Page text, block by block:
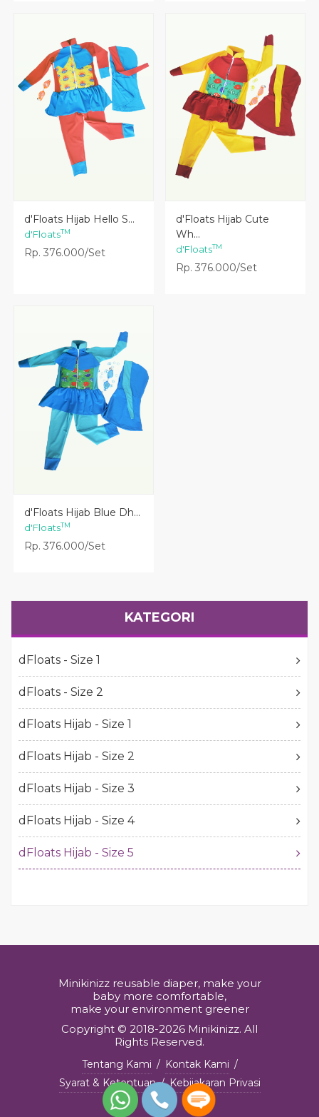
Lihat Detail
d'Floats Hijab Hello S...
d'FloatsTM
Rp. 376.000/Set
Lihat Detail
d'Floats Hijab Cute
Wh...
d'FloatsTM
Rp. 376.000/Set
Lihat Detail
d'Floats Hijab Blue Dh...
d'FloatsTM
Rp. 376.000/Set
KATEGORI
dFloats - Size 1
dFloats - Size 2
dFloats Hijab - Size 1
dFloats Hijab - Size 2
dFloats Hijab - Size 3
dFloats Hijab - Size 4
dFloats Hijab - Size 5
Minikinizz reusable diaper, make your
baby more comfortable,
make your environment greener
Copyright © 2018-2026 Minikinizz. All
Rights Reserved.
Tentang Kami / Kontak Kami /
Syarat & Ketentuan/Kebijakaran Privasi